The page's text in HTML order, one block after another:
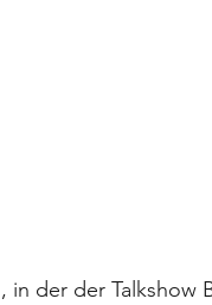
, in der der Talkshow